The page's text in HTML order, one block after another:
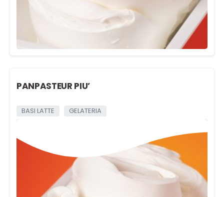
PANPASTEUR PIU’
BASI LATTE GELATERIA